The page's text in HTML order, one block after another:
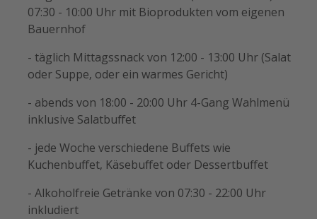
07:30 - 10:00 Uhr mit Bioprodukten vom eigenen
Bauernhof
- täglich Mittagssnack von 12:00 - 13:00 Uhr (Salat
oder Suppe, oder ein warmes Gericht)
- abends von 18:00 - 20:00 Uhr 4-Gang Wahlmenü
inklusive Salatbuffet
- jede Woche verschiedene Buffets wie
Kuchenbuffet, Käsebuffet oder Dessertbuffet
- Alkoholfreie Getränke von 07:30 - 22:00 Uhr
inkludiert